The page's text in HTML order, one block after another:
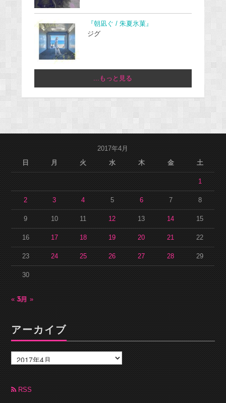
『朝凪ぐ / 朱夏氷菓』
ジグ
...もっと見る
2017年4月
日
月 火 水 木 金 土
1
2 3 4 5 6 7 8
9 10 11 12 13 14 15
16 17 18 19 20 21 22
23 24 25 26 27 28 29
30
« 3月5月 »
アーカイブ
ー
カ
ブ RSS